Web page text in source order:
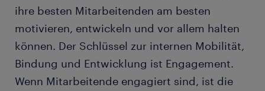
Wie kann Career Coaching Mitarbeitenden und
Unternehmen zugutekommen?
anzubieten?
ihre besten Mitarbeitenden am besten
motivieren, entwickeln und vor allem halten
können. Der Schlüssel zur internen Mobilität,
Bindung und Entwicklung ist Engagement.
Wenn Mitarbeitende engagiert sind, ist die